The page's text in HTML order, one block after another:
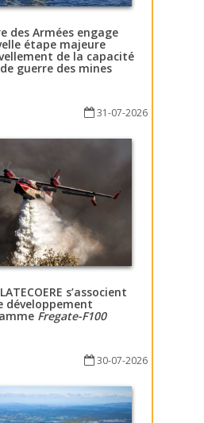
des Armées engage
étape majeure
de la capacité
guerre des mines
31-07-2026
s’associent
développement
Fregate-F100
30-07-2026